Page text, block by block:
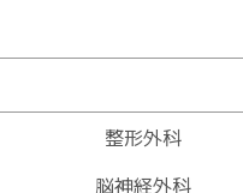
整形外科
脳神経外科